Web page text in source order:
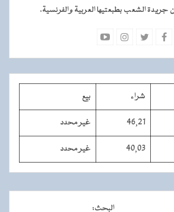
الشعب بطبعتيها العربية والفرنسية.
شراء بيع
46,21 غير محدد
40,03 غير محدد
البحث: